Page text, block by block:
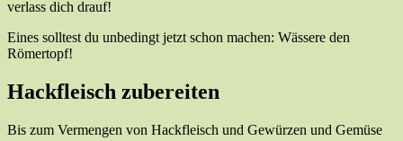
verlass dich drauf!
Eines solltest du unbedingt jetzt schon machen: Wässere den
Römertopf!
Hackfleisch zubereiten
Bis zum Vermengen von Hackfleisch und Gewürzen und Gemüse